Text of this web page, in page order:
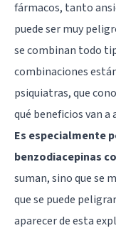
fármacos, tanto
puede ser muy
se combinan todo
combinaciones
psiquiatras, que
qué beneficios van
Es especialmente
benzodiacepinas
suman, sino que se
que se puede
aparecer de esta